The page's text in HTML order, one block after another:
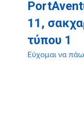
11,
τύπου 1
Εύχομαι να πάω